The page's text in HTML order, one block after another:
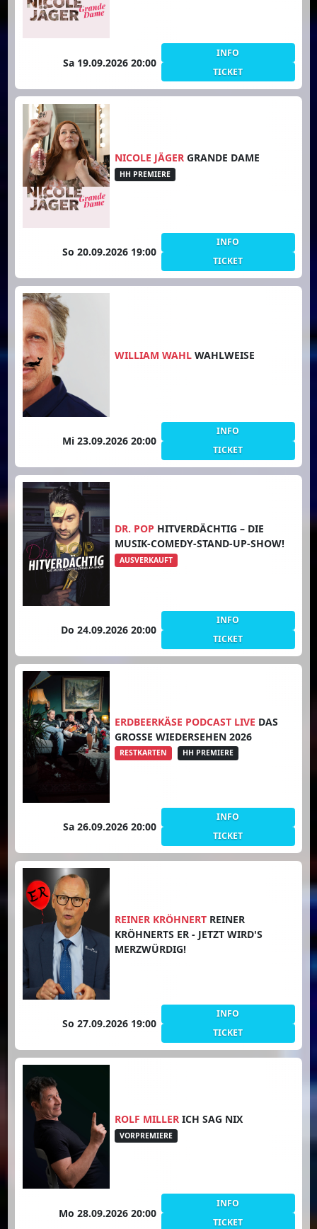
Sa 19.09.2026 20:00
INFO
TICKET
NICOLE JÄGER GRANDE DAME
HH PREMIERE
So 20.09.2026 19:00
INFO
TICKET
WILLIAM WAHL WAHLWEISE
Mi 23.09.2026 20:00
INFO
TICKET
DR. POP HITVERDÄCHTIG – DIE
MUSIK-COMEDY-STAND-UP-SHOW!
AUSVERKAUFT
Do 24.09.2026 20:00
INFO
TICKET
ERDBEERKÄSE PODCAST LIVE DAS
GROSSE WIEDERSEHEN 2026
RESTKARTEN HH PREMIERE
Sa 26.09.2026 20:00
INFO
TICKET
REINER KRÖHNERT REINER
KRÖHNERTS ER - JETZT WIRD'S
MERZWÜRDIG!
So 27.09.2026 19:00
INFO
TICKET
ROLF MILLER ICH SAG NIX
VORPREMIERE
Mo 28.09.2026 20:00
INFO
TICKET